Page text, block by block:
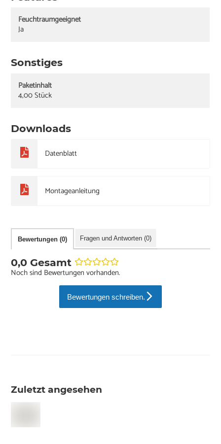
Feuchtraumgeeignet
Ja
Sonstiges
Paketinhalt
4,00 Stück
Downloads
Datenblatt
Montageanleitung
Bewertungen (0) Fragen und Antworten (0)
0,0 Gesamt
Noch sind Bewertungen vorhanden.
Bewertungen schreiben.
Zuletzt angesehen